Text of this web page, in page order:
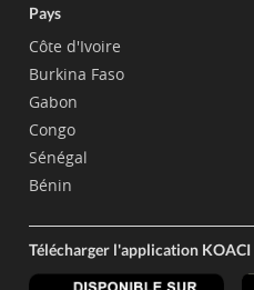
Pays
Côte d'Ivoire
Burkina Faso
Gabon
Congo
Sénégal
Bénin
Télécharger l'application KOACI